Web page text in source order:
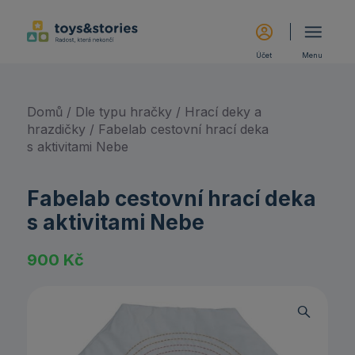
Menu
Účet
Domů / Dle typu hračky/ Hrací deky a
hrazdičky/ Fabelab cestovní hrací deka
s aktivitami Nebe
Fabelab cestovní hrací deka
s aktivitami Nebe
900 Kč